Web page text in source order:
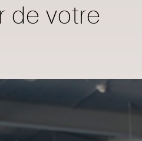
de votre